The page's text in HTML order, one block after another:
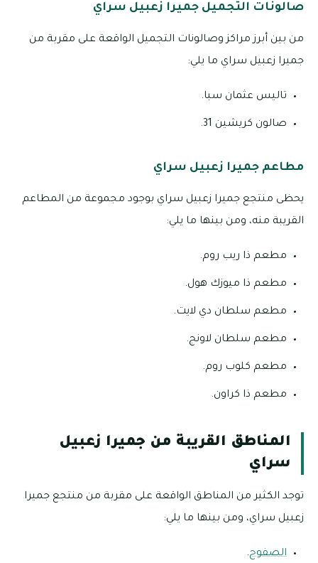
صالونات التجميل جميرا زعبيل سراي
من بين أبرز مراكز وصالونات التجميل الواقعة على مقربة من
جميرا زعبيل سراي ما يلي:
تاليس عثمان سبا.
صالون كريشين 31.
مطاعم جميرا زعبيل سراي
يحظى منتجع جميرا زعبيل سراي بوجود مجموعة من المطاعم
القريبة منه، ومن بينها ما يلي:
مطعم ذا ريب روم.
مطعم ذا ميوزك هول.
مطعم سلطان دي لايت.
مطعم سلطان لاونج.
مطعم كلوب روم.
مطعم ذا كراون.
المناطق القريبة من جميرا زعبيل
سراي
توجد الكثير من المناطق الواقعة على مقربة من منتجع جميرا
زعبيل سراي، ومن بينها ما يلي:
الصفوح.